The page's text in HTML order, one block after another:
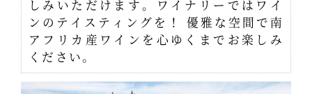
しみいただけます。ワイナリーではワイ
ンのテイスティングを！ 優雅な空間で南
アフリカ産ワインを心ゆくまでお楽しみ
ください。